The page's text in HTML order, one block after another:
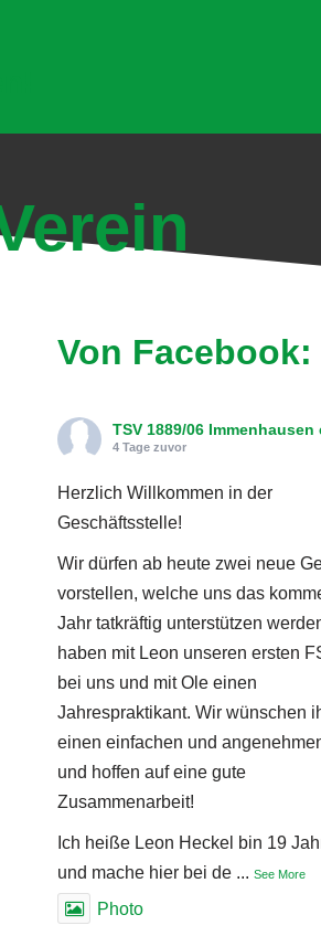
Von Facebook:
TSV 1889/06 Immenhausen
4 Tage zuvor
Herzlich Willkommen in der
Geschäftsstelle!
Wir dürfen ab heute zwei neue
vorstellen, welche uns das
Jahr tatkräftig unterstützen
haben mit Leon unseren ersten
bei uns und mit Ole einen
Jahrespraktikant. Wir wünschen
einen einfachen und
und hoffen auf eine gute
Zusammenarbeit!
Ich heiße Leon Heckel bin 19
und mache hier bei de ... See More
Photo